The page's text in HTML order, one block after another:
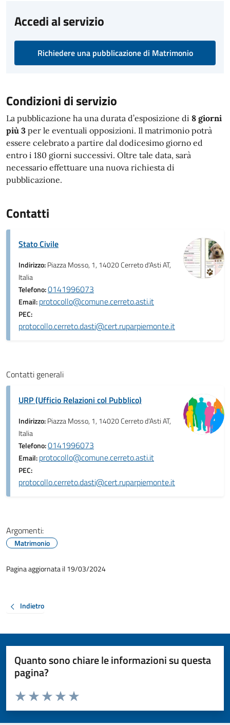
Accedi al servizio
Richiedere una pubblicazione di Matrimonio
Condizioni di servizio
La pubblicazione ha una durata d’esposizione di 8 giorni
più 3 per le eventuali opposizioni. Il matrimonio potrà
essere celebrato a partire dal dodicesimo giorno ed
entro i 180 giorni successivi. Oltre tale data, sarà
necessario effettuare una nuova richiesta di
pubblicazione.
Contatti
Stato Civile
Indirizzo:Piazza Mosso, 1, 14020 Cerreto d'Asti AT,
Italia
Telefono:0141996073
Email:protocollo@comune.cerreto.asti.it
PEC:
protocollo.cerreto.dasti@cert.ruparpiemonte.it
Contatti generali
URP (Ufficio Relazioni col Pubblico)
Indirizzo:Piazza Mosso, 1, 14020 Cerreto d'Asti AT,
Italia
Telefono:0141996073
Email:protocollo@comune.cerreto.asti.it
PEC:
protocollo.cerreto.dasti@cert.ruparpiemonte.it
Argomenti:
Matrimonio
Pagina aggiornata il 19/03/2024
Indietro
Quanto sono chiare le informazioni su questa
pagina?
Valuta da 1 a 5 stelle la pagina
Valuta 5 stelle su 5
Valuta 4 stelle su 5
Valuta 3 stelle su 5
Valuta 2 stelle su 5
Valuta 1 stelle su 5